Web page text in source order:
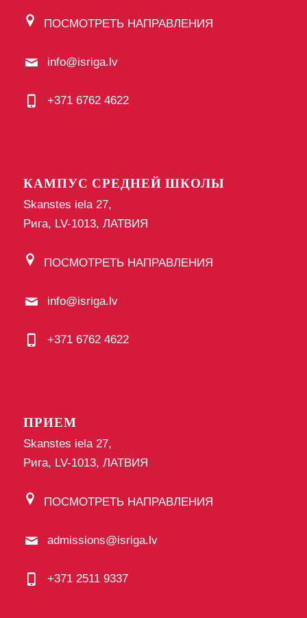
ПОСМОТРЕТЬ НАПРАВЛЕНИЯ
info@isriga.lv
+371 6762 4622
КАМПУС СРЕДНЕЙ ШКОЛЫ
Skanstes iela 27,
Рига, LV-1013, ЛАТВИЯ
ПОСМОТРЕТЬ НАПРАВЛЕНИЯ
info@isriga.lv
+371 6762 4622
ПРИЕМ
Skanstes iela 27,
Рига, LV-1013, ЛАТВИЯ
ПОСМОТРЕТЬ НАПРАВЛЕНИЯ
admissions@isriga.lv
+371 2511 9337